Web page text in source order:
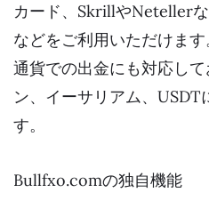
カード、SkrillやNeteller
などをご利用いただけま
通貨での出金にも対応し
ン、イーサリアム、
す。
Bullfxo.comの独自機能